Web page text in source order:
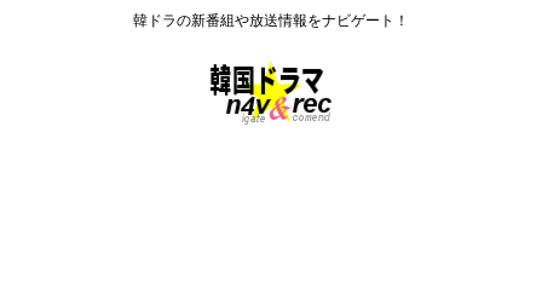
韓ドラの新番組や放送情報をナビゲート！